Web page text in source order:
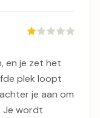
en je zet het
plek loopt
je aan om
Je wordt